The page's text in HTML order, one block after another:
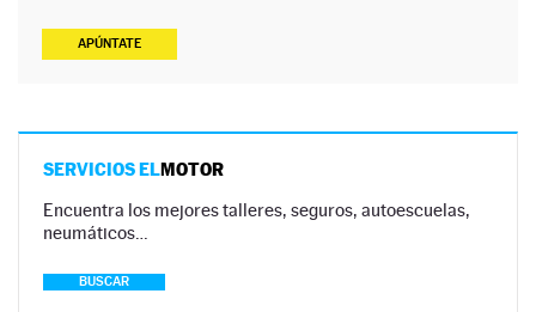
APÚNTATE
SERVICIOS ELMOTOR
Encuentra los mejores talleres, seguros, autoescuelas,
neumáticos…
BUSCAR